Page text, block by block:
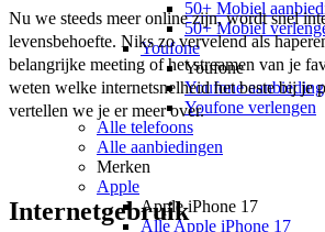
50+ Mobiel
50+ Mobiel
Youfone
Youfone
Youfone
Youfone verlengen
Alle telefoons
Alle aanbiedingen
Merken
Apple
Apple iPhone 17
Alle Apple iPhone 17
Nu we steeds meer online zijn, wordt snel
levensbehoefte. Niks zo vervelend als
belangrijke meeting of het streamen van je
weten welke internetsnelheid het beste bij je
vertellen we je er meer over.
Internetgebruik